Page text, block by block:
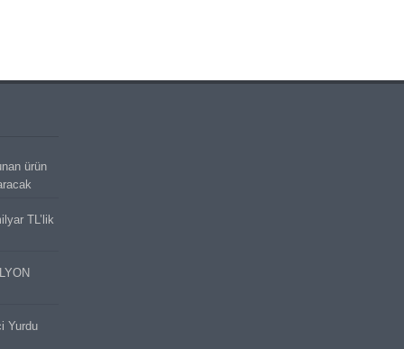
ürün
TL’lik
Yurdu